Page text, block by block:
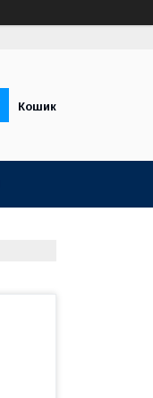
Кошик